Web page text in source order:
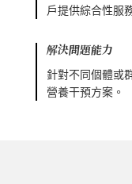
戶提供綜合性服
解決問題能力
針對不同個體或
營養干預方案。